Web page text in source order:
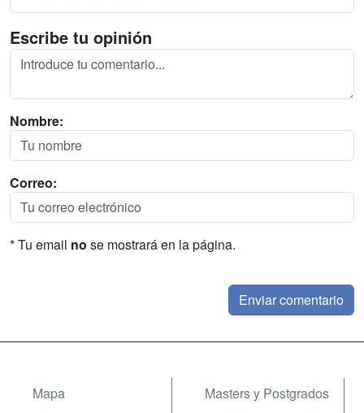
Escribe tu opinión
Nombre:
Correo:
* Tu email no se mostrará en la página.
Mapa
Masters y Postgrados